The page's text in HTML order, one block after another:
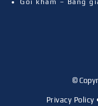
©
Privacy Policy